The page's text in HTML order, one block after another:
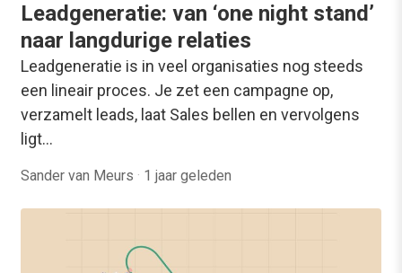
Leadgeneratie: van ‘one night stand’
naar langdurige relaties
Leadgeneratie is in veel organisaties nog steeds
een lineair proces. Je zet een campagne op,
verzamelt leads, laat Sales bellen en vervolgens
ligt…
Sander van Meurs · 1 jaar geleden